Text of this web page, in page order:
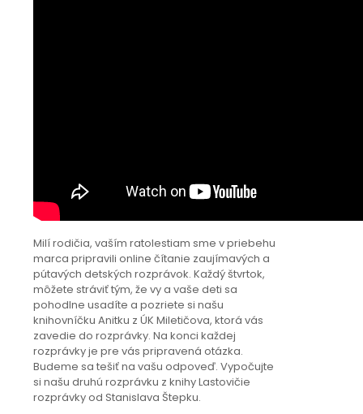
Milí rodičia, vaším ratolestiam sme v priebehu
marca pripravili online čítanie zaujímavých a
pútavých detských rozprávok. Každý štvrtok,
môžete stráviť tým, že vy a vaše deti sa
pohodlne usadíte a pozriete si našu
knihovníčku Anitku z ÚK Miletičova, ktorá vás
zavedie do rozprávky. Na konci každej
rozprávky je pre vás pripravená otázka.
Budeme sa tešiť na vašu odpoveď. Vypočujte
si našu druhú rozprávku z knihy Lastovičie
rozprávky od Stanislava Štepku.